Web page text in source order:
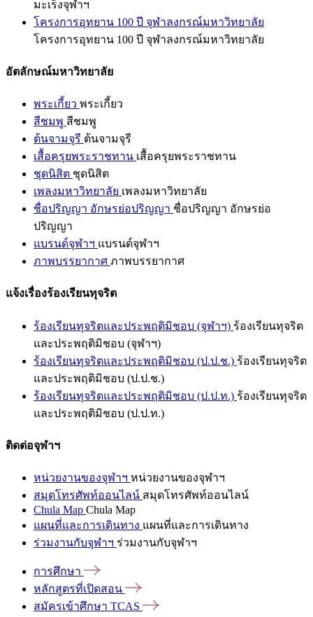
มะเร็งจุฬาฯ
โครงการอุทยาน 100 ปี จุฬาลงกรณ์มหาวิทยาลัย
โครงการอุทยาน 100 ปี จุฬาลงกรณ์มหาวิทยาลัย
อัตลักษณ์มหาวิทยาลัย
พระเกี้ยว พระเกี้ยว
สีชมพู สีชมพู
ต้นจามจุรี ต้นจามจุรี
เสื้อครุยพระราชทาน เสื้อครุยพระราชทาน
ชุดนิสิต ชุดนิสิต
เพลงมหาวิทยาลัย เพลงมหาวิทยาลัย
ชื่อปริญญา อักษรย่อปริญญา ชื่อปริญญา อักษรย่อ
ปริญญา
แบรนด์จุฬาฯ แบรนด์จุฬาฯ
ภาพบรรยากาศ ภาพบรรยากาศ
แจ้งเรื่องร้องเรียนทุจริต
ร้องเรียนทุจริตและประพฤติมิชอบ (จุฬาฯ) ร้องเรียนทุจริต
และประพฤติมิชอบ (จุฬาฯ)
ร้องเรียนทุจริตและประพฤติมิชอบ (ป.ป.ช.) ร้องเรียนทุจริต
และประพฤติมิชอบ (ป.ป.ช.)
ร้องเรียนทุจริตและประพฤติมิชอบ (ป.ป.ท.) ร้องเรียนทุจริต
และประพฤติมิชอบ (ป.ป.ท.)
ติดต่อจุฬาฯ
หน่วยงานของจุฬาฯ หน่วยงานของจุฬาฯ
สมุดโทรศัพท์ออนไลน์ สมุดโทรศัพท์ออนไลน์
Chula Map Chula Map
แผนที่และการเดินทาง แผนที่และการเดินทาง
ร่วมงานกับจุฬาฯ ร่วมงานกับจุฬาฯ
การศึกษา
หลักสูตรที่เปิดสอน
สมัครเข้าศึกษา TCAS